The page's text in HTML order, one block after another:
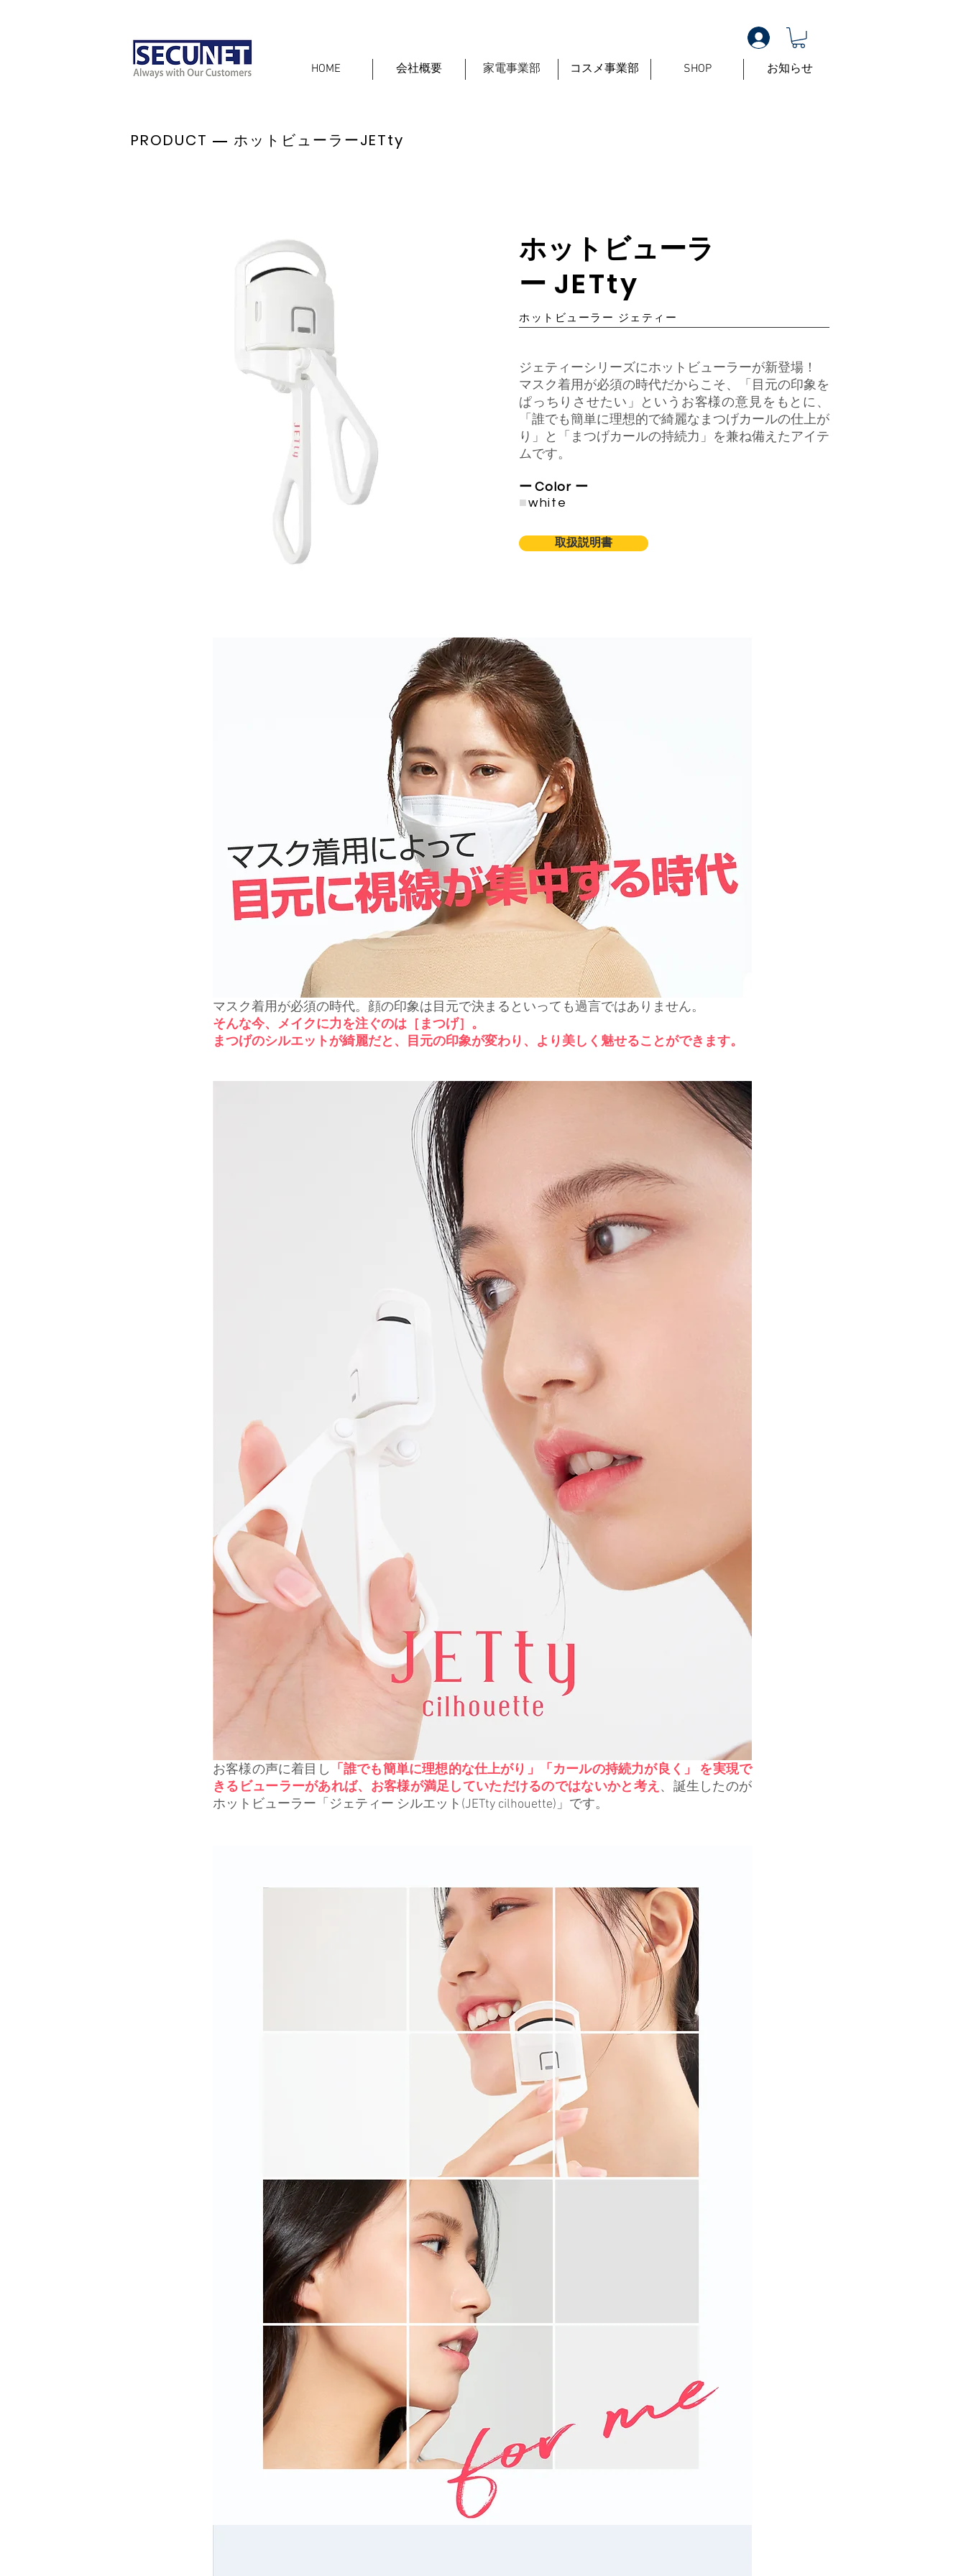
HOME 会社概要 家電事業部 コスメ事業部 SHOP お知らせ
PRODUCT ― ホットビューラーJETty
ホットビューラ
ー JETty
ホットビューラー ジェティー
ジェティーシリーズにホットビューラーが新登場！
マスク着用が必須の時代だからこそ、「目元の印象を
ぱっちりさせたい」というお客様の意見をもとに、
「誰でも簡単に理想的で綺麗なまつげカールの仕上が
り」と「まつげカールの持続力」を兼ね備えたアイテ
ムです。
ー Color ー
​■white
取扱説明書
マスク着用が必須の時代。顔の印象は目元で決まるといっても過言ではありません。
そんな今、メイクに力を注ぐのは［まつげ］。
まつげのシルエットが綺麗だと、目元の印象が変わり、より美しく魅せることができます。
お客様の声に着目し
「誰でも簡単に理想的な仕上がり」「カールの持続力が良く」 を実現で
きるビューラーがあれば、お客様が満足していただけるのではないかと考え、誕生したのが
ホットビューラー「ジェティー シルエット(JETty cilhouette)」です。